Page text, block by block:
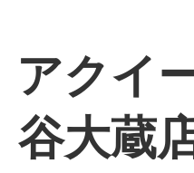
アクイ
谷大蔵